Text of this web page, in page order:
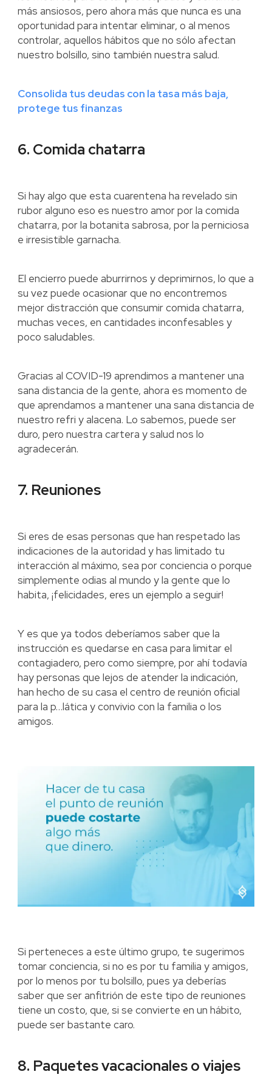
más ansiosos, pero ahora más que nunca es una
oportunidad para intentar eliminar, o al menos
controlar, aquellos hábitos que no sólo afectan
nuestro bolsillo, sino también nuestra salud.
Consolida tus deudas con la tasa más baja,
protege tus finanzas
6. Comida chatarra
Si hay algo que esta cuarentena ha revelado sin
rubor alguno eso es nuestro amor por la comida
chatarra, por la botanita sabrosa, por la perniciosa
e irresistible garnacha.
El encierro puede aburrirnos y deprimirnos, lo que a
su vez puede ocasionar que no encontremos
mejor distracción que consumir comida chatarra,
muchas veces, en cantidades inconfesables y
poco saludables.
Gracias al COVID-19 aprendimos a mantener una
sana distancia de la gente, ahora es momento de
que aprendamos a mantener una sana distancia de
nuestro refri y alacena. Lo sabemos, puede ser
duro, pero nuestra cartera y salud nos lo
agradecerán.
7. Reuniones
Si eres de esas personas que han respetado las
indicaciones de la autoridad y has limitado tu
interacción al máximo, sea por conciencia o porque
simplemente odias al mundo y la gente que lo
habita, ¡felicidades, eres un ejemplo a seguir!
Y es que ya todos deberíamos saber que la
instrucción es quedarse en casa para limitar el
contagiadero, pero como siempre, por ahí todavía
hay personas que lejos de atender la indicación,
han hecho de su casa el centro de reunión oficial
para la p…lática y convivio con la familia o los
amigos.
Si perteneces a este último grupo, te sugerimos
tomar conciencia, si no es por tu familia y amigos,
por lo menos por tu bolsillo, pues ya deberías
saber que ser anfitrión de este tipo de reuniones
tiene un costo, que, si se convierte en un hábito,
puede ser bastante caro.
8. Paquetes vacacionales o viajes